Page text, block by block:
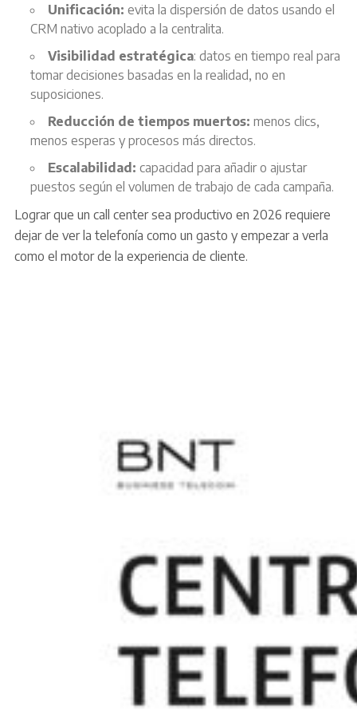
Unificación: evita la dispersión de datos usando el
CRM nativo acoplado a la centralita.
Visibilidad estratégica: datos en tiempo real para
tomar decisiones basadas en la realidad, no en
suposiciones.
Reducción de tiempos muertos: menos clics,
menos esperas y procesos más directos.
Escalabilidad: capacidad para añadir o ajustar
puestos según el volumen de trabajo de cada campaña.
Lograr que un call center sea productivo en 2026 requiere
dejar de ver la telefonía como un gasto y empezar a verla
como el motor de la experiencia de cliente.